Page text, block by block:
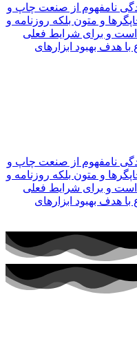
نامفهوم از صنعت چاپ و
و متون بلکه روزنامه و
و برای شرایط فعلی
با هدف بهبود ابزارهای
نامفهوم از صنعت چاپ و
و متون بلکه روزنامه و
و برای شرایط فعلی
با هدف بهبود ابزارهای